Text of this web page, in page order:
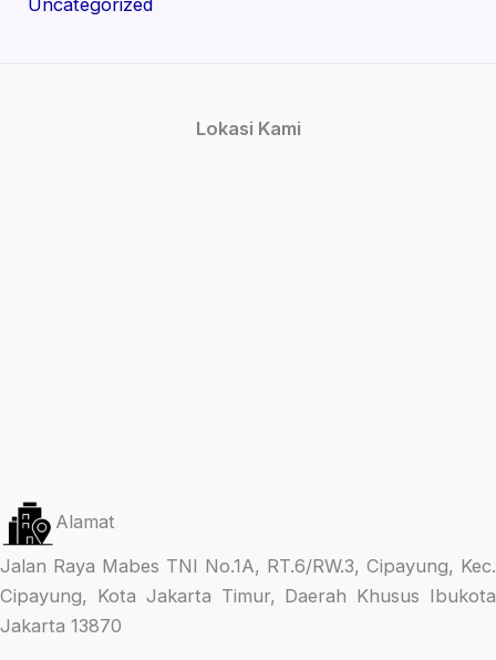
Lokasi Kami
Alamat
Jalan Raya Mabes TNI No.1A, RT.6/RW.3, Cipayung, Kec.
Cipayung, Kota Jakarta Timur, Daerah Khusus Ibukota
Jakarta 13870